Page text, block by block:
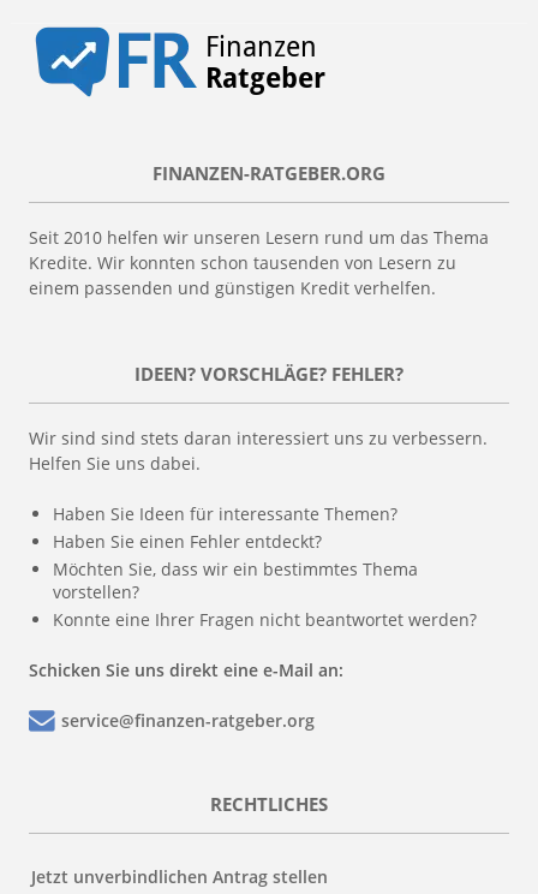
FINANZEN-RATGEBER.ORG
Seit 2010 helfen wir unseren Lesern rund um das Thema
Kredite. Wir konnten schon tausenden von Lesern zu
einem passenden und günstigen Kredit verhelfen.
IDEEN? VORSCHLÄGE? FEHLER?
Wir sind sind stets daran interessiert uns zu verbessern.
Helfen Sie uns dabei.
Haben Sie Ideen für interessante Themen?
Haben Sie einen Fehler entdeckt?
Möchten Sie, dass wir ein bestimmtes Thema
vorstellen?
Konnte eine Ihrer Fragen nicht beantwortet werden?
Schicken Sie uns direkt eine e-Mail an:
service@finanzen-ratgeber.org
RECHTLICHES
Jetzt unverbindlichen Antrag stellen